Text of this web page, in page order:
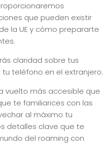
que pueden existir
la UE y cómo prepararte
claridad sobre tus
teléfono en el extranjero.
vuelto más accesible que
te familiarices con las
al máximo tu
detalles clave que te
del roaming con